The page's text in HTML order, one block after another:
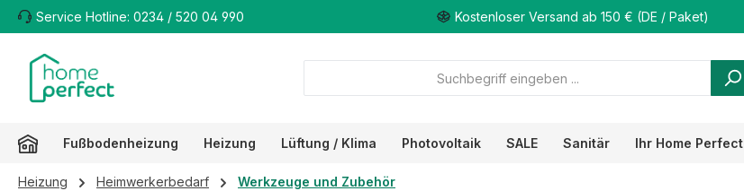
Hauptinhalt springen
Zur Suche springen
Zur Hauptnavigation springen
Service Hotline: 0234 / 520 04 990 Kostenloser Versand ab 150 € (DE / Paket)
Fußbodenheizung Heizung Lüftung / Klima Photovoltaik SALE Sanitär Ihr Home Perfect
Heizung Heimwerkerbedarf Werkzeuge und Zubehör